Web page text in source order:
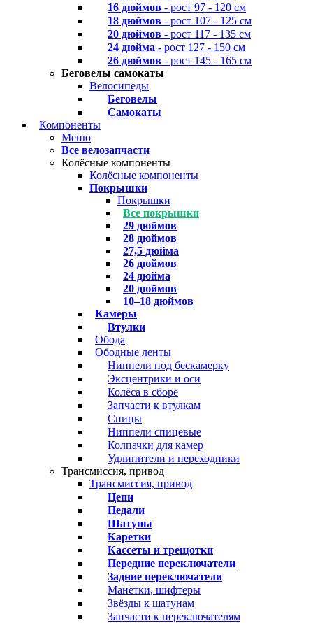
16 дюймов - рост 97 - 120 см
18 дюймов - рост 107 - 125 см
20 дюймов - рост 117 - 135 см
24 дюйма - рост 127 - 150 см
26 дюймов - рост 145 - 165 см
Беговелы самокаты
Велосипеды
Беговелы
Самокаты
Компоненты
Меню
Все велозапчасти
Колёсные компоненты
Колёсные компоненты
Покрышки
Покрышки
Все покрышки
29 дюймов
28 дюймов
27,5 дюйма
26 дюймов
24 дюйма
20 дюймов
10–18 дюймов
Камеры
Втулки
Обода
Ободные ленты
Ниппели под бескамерку
Эксцентрики и оси
Колёса в сборе
Запчасти к втулкам
Спицы
Ниппели спицевые
Колпачки для камер
Удлинители и переходники
Трансмиссия, привод
Трансмиссия, привод
Цепи
Педали
Шатуны
Каретки
Кассеты и трещотки
Передние переключатели
Задние переключатели
Манетки, шифтеры
Звёзды к шатунам
Запчасти к переключателям